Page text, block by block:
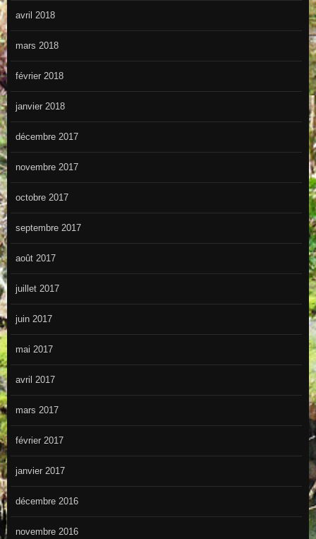
avril 2018
mars 2018
février 2018
janvier 2018
décembre 2017
novembre 2017
octobre 2017
septembre 2017
août 2017
juillet 2017
juin 2017
mai 2017
avril 2017
mars 2017
février 2017
janvier 2017
décembre 2016
novembre 2016